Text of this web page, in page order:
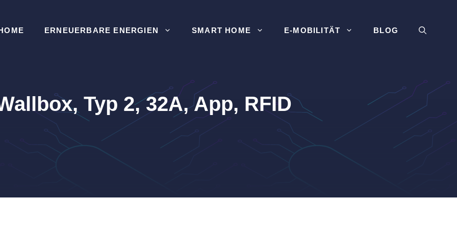
ERNEUERBARE ENERGIEN SMART HOME E-MOBILITÄT BLOG
Typ 2, 32A, App, RFID